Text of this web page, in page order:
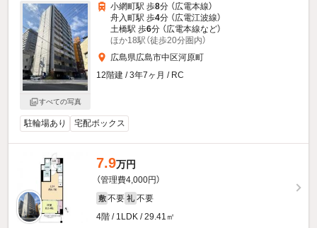
すべての写真
小網町駅 歩8分 （広電本線）
舟入町駅 歩4分 （広電江波線）
土橋駅 歩6分 （広電本線など）
ほか18駅（徒歩20分圏内）
広島県広島市中区河原町
12階建 / 3年7ヶ月 / RC
駐輪場あり 宅配ボックス
7.9万円
（管理費4,000円）
敷 不要 礼 不要
4階 / 1LDK / 29.41㎡